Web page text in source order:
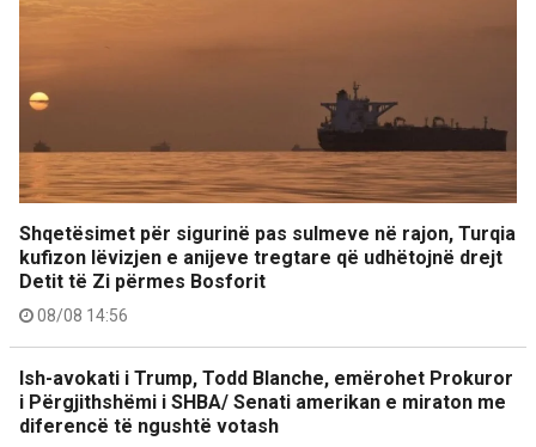
Shqetësimet për sigurinë pas sulmeve në rajon, Turqia
kufizon lëvizjen e anijeve tregtare që udhëtojnë drejt
Detit të Zi përmes Bosforit
08/08 14:56
Ish-avokati i Trump, Todd Blanche, emërohet Prokuror
i Përgjithshëmi i SHBA/ Senati amerikan e miraton me
diferencë të ngushtë votash